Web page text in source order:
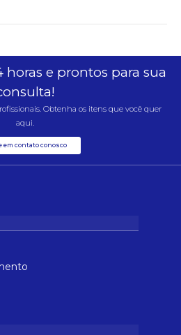
horas e prontos para sua
Obtenha os itens que você quer
aqui.
em contato conosco